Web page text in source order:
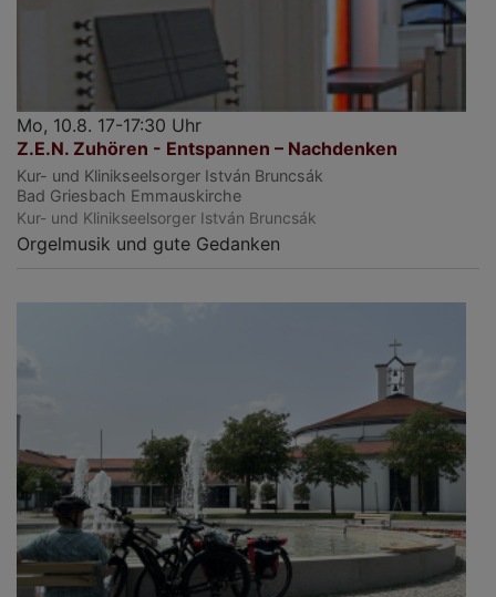
Mo, 10.8. 17-17:30 Uhr
Z.E.N. Zuhören - Entspannen – Nachdenken
Kur- und Klinikseelsorger István Bruncsák
Bad Griesbach Emmauskirche
Kur- und Klinikseelsorger István Bruncsák
Orgelmusik und gute Gedanken